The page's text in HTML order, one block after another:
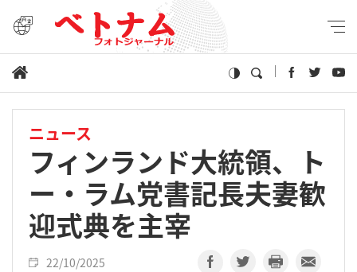
ニュース
フィンランド大統領、ト
ー・ラム党書記長夫妻歓
迎式典を主宰
22/10/2025